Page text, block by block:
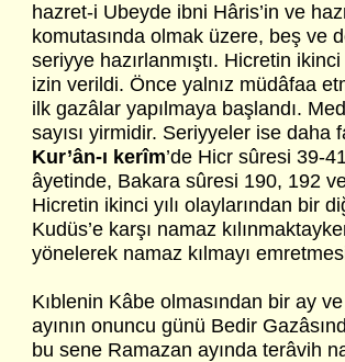
hazret-i Ubeyde ibni Hâris’in ve
komutasında olmak üzere, beş ve
seriyye hazırlanmıştı. Hicretin
izin verildi. Önce yalnız müdâfaa
ilk gazâlar yapılmaya başlandı.
sayısı yirmidir. Seriyyeler ise daha
Kur’ân-ı kerîm’de Hicr sûresi 39-
âyetinde, Bakara sûresi 190, 192
Hicretin ikinci yılı olaylarından bir
Kudüs’e karşı namaz
yönelerek namaz kılmayı
Kıblenin Kâbe olmasından bir ay
ayının onuncu günü Bedir
bu sene Ramazan ayında terâvih